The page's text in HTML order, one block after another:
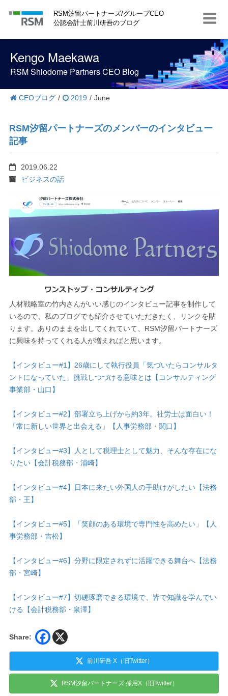
t
RSM汐留パートナーズ/グループCEO
公認会計士前川研吾のブログ
Kengo Maekawa
RSM Shiodome Partners CEO Blog
CEOブログ / 2019 / June
RSM汐留パートナーズのメンバーのインタビュー
記事
2019.06.22
ビジネスの話
人材戦略室の竹内さんがいい感じのインタビュー記事を制作して
いるので、私のブログでも紹介させていただきたく、リンクを貼
ります。ありのままを出してくれていて、RSM汐留パートナーズ
に興味を持ってくれる人が増えればと思います。
【インタビュー#1】26歳にして執行役員「気づいたらコンサルタ
ントになっていた」挑戦しつづける意味とは【コンサルティング
事業部・山口】
【インタビュー#2】部署立ち上げから約3年。社労士は面白い！
「常に新しい世界と出会える」【人事労務部・関口】
【インタビュー#3】人として税理士として魅力、そんな存在にな
りたい【会計税務部・浦崎】
【インタビュー#4】日本に来たい外国人の手助けがしたい【法務
部・王】
【インタビュー#5】「笑顔のある環境で専門性を高めたい」【人
事労務部・吉松】
【インタビュー#6】分野に限定されずに活躍できる舞台へ【法務
部・宮崎】
【インタビュー#7】切磋琢磨できる環境で、皆で知識を学んでい
ける【会計税務部・泉澤】
Share:
前川研吾 X（旧Twitter）
RSM汐留パートナーズ 採用X（旧Twitter）